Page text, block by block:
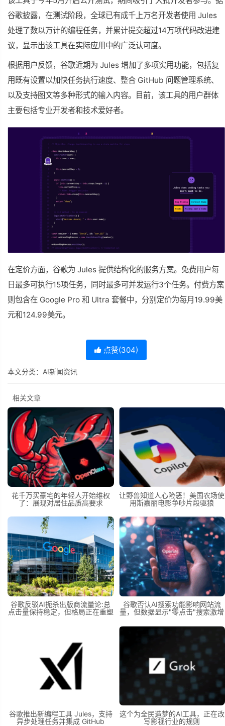
谷歌披露，在测试阶段，全球已有成千上万名开发者使用 Jules
处理了数以万计的编程任务，并累计提交超过14万项代码改进建
议，显示出该工具在实际应用中的广泛认可度。
根据用户反馈，谷歌近期为 Jules 增加了多项实用功能，包括复
用既有设置以加快任务执行速度、整合 GitHub 问题管理系统、
以及支持图文等多种形式的输入内容。目前，该工具的用户群体
主要包括专业开发者和技术爱好者。
在定价方面，谷歌为 Jules 提供结构化的服务方案。免费用户每
日最多可执行15项任务，同时最多可并发运行3个任务。付费方案
则包含在 Google Pro 和 Ultra 套餐中，分别定价为每月19.99美
元和124.99美元。
点赞(304)
本文分类： AI新闻资讯
相关文章
花千万买豪宅的年轻人开始维权
了：展现对居住品质高要求
让野兽知道人心险恶！美国农场使
用斯嘉丽电影争吵片段驱狼
谷歌反驳AI扼杀出版商流量论:总
点击量保持稳定，但格局正在重塑
谷歌否认AI搜索功能影响网站流
量，但数据显示"零点击"搜索激增
谷歌推出新编程工具 Jules，支持
异步处理任务并集成 GitHub
这个为全民造梦的AI工具，正在改
写影视行业的规则